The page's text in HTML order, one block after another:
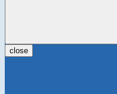
close